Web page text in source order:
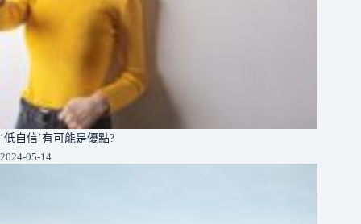
‘低自信’有可能是優點?
2024-05-14